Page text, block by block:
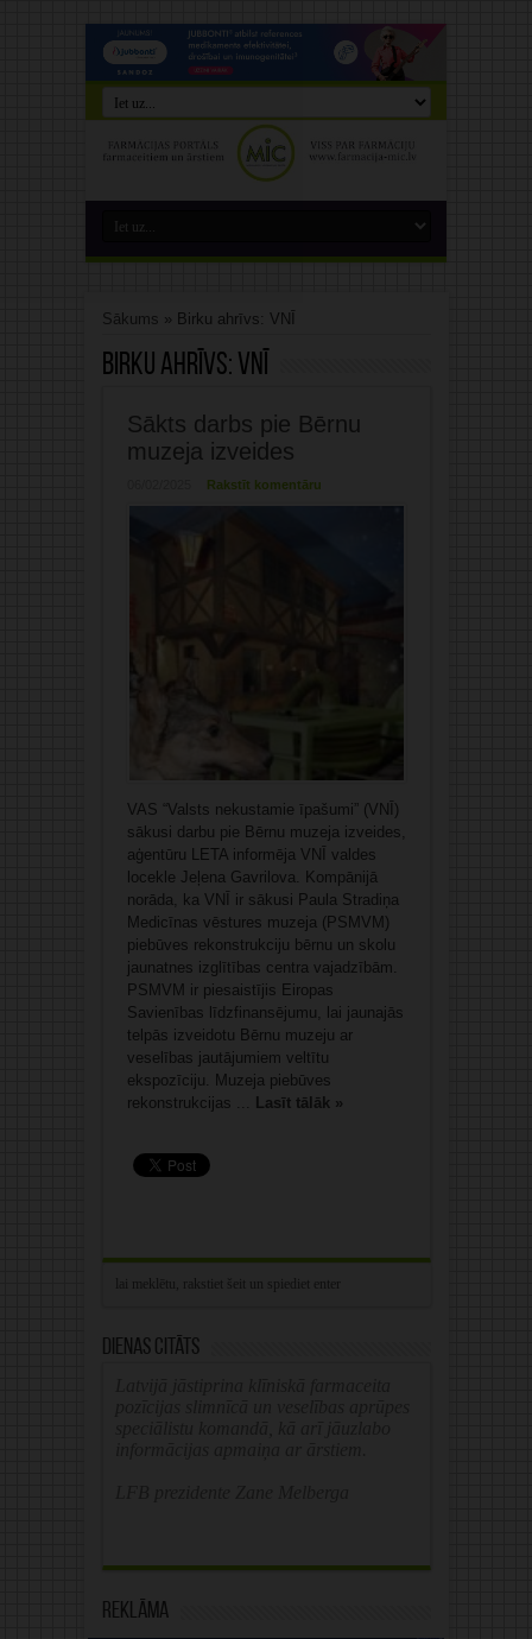
Sākums » Birku ahrīvs: VNĪ
Birku ahrīvs: VNĪ
Sākts darbs pie Bērnu
muzeja izveides
Rakstīt komentāru
VAS “Valsts nekustamie īpašumi” (VNĪ)
sākusi darbu pie Bērnu muzeja izveides,
aģentūru LETA informēja VNĪ valdes
locekle Jeļena Gavrilova. Kompānijā
norāda, ka VNĪ ir sākusi Paula Stradiņa
Medicīnas vēstures muzeja (PSMVM)
piebūves rekonstrukciju bērnu un skolu
jaunatnes izglītības centra vajadzībām.
PSMVM ir piesaistījis Eiropas
Savienības līdzfinansējumu, lai jaunajās
telpās izveidotu Bērnu muzeju ar
veselības jautājumiem veltītu
ekspozīciju. Muzeja piebūves
rekonstrukcijas ... Lasīt tālāk »
Dienas citāts
Reklāma